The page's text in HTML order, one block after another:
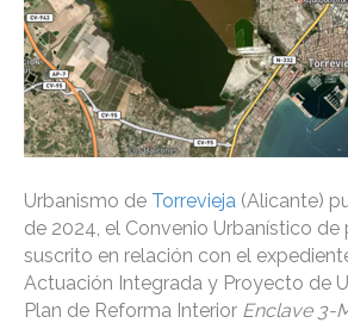
Urbanismo de Torrevieja (Alicante)
de 2024, el Convenio Urbanístico
suscrito en relación con el
Actuación Integrada y Proyecto de
Plan de Reforma Interior Enclave 3-